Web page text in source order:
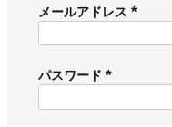
メールアドレス
必
)
パスワード
必